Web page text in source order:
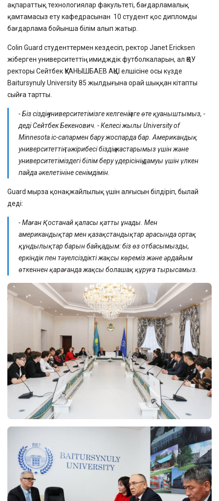
ақпараттық технологиялар факультеті, бағдарламалық
қамтамасыз ету кафедрасынан 10 студент қос дипломды
бағдарлама бойынша білім алып жатыр.
Colin Guard студенттермен кездесіп, ректор Janet Ericksen
жіберген университеттің имидждік футболкаларын, ал ҚӨУ
ректоры Сейтбек ҚУАНЫШБАЕВ АҚШ елшісіне осы күзде
Baitursynuly University 85 жылдығына орай шыққан кітапты
сыйға тартты.
- Біз сіздің университетімізге келгеніңізге өте қуаныштымыз, -
деді Сейтбек Бекенович. - Келесі жылы University of
Minnesota іс-сапармен бару жоспарда бар. Американдық
университеттің тәжірибесі біздің жастарымыз үшін және
университетіміздегі білім беру үдерісінің дамуы үшін үлкен
пайда әкелетініне сенімдімін.
Guard мырза қонақжайлылық үшін алғысын білдіріп, былай
деді:
- Маған Қостанай қаласы қатты ұнады. Мен
американдықтар мен қазақстандықтар арасында ортақ
құндылықтар барын байқадым: біз өз отбасымызды,
еркіндік пен тәуелсіздікті жақсы көреміз және әрдайым
өткеннен қарағанда жақсы болашақ құруға тырысамыз.